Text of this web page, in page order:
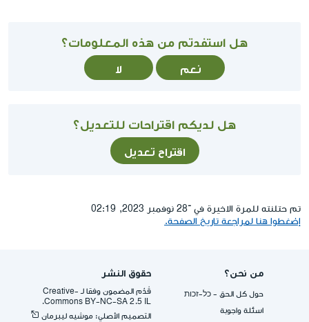
هل استفدتم من هذه المعلومات؟
نعم لا
هل لديكم اقتراحات للتعديل؟
اقتراح تعديل
تم حتلنته للمرة الاخيرة في ־28 نوفمبر 2023, 02:19
إضغطوا هنا لمراجعة تاريخ الصفحة.
من نحن؟
حول كل الحق - כל-זכות
اسئلة واجوبة
حقوق النشر
قُدِّم المضمون وفقا لـ -Creative
Commons BY-NC-SA 2.5 IL.
التصميم الأصلي: موشيه ليبرمان